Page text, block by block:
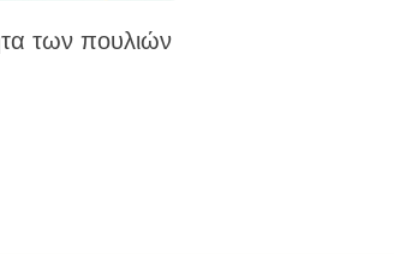
των πουλιών